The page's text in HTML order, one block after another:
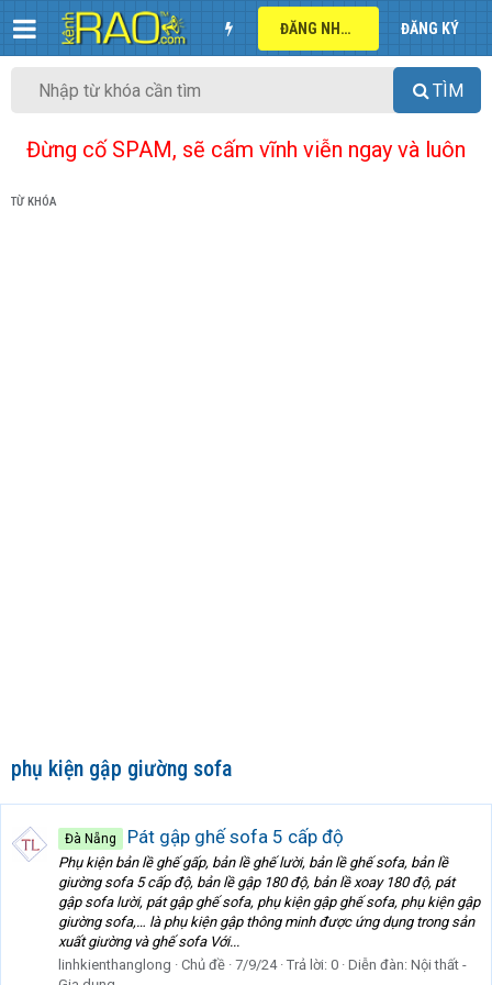
ĐĂNG NHẬP ĐĂNG KÝ
TÌM
Đừng cố SPAM, sẽ cấm vĩnh viễn ngay và luôn
TỪ KHÓA
phụ kiện gập giường sofa
Đà Nẵng Pát gập ghế sofa 5 cấp độ
Phụ kiện bản lề ghế gấp, bản lề ghế lười, bản lề ghế sofa, bản lề
giường sofa 5 cấp độ, bản lề gập 180 độ, bản lề xoay 180 độ, pát
gập sofa lười, pát gập ghế sofa, phụ kiện gập ghế sofa, phụ kiện gập
giường sofa,… là phụ kiện gập thông minh được ứng dụng trong sản
xuất giường và ghế sofa Với...
linhkienthanglong
Chủ đề 7/9/24 Trả lời: 0 Diễn đàn: Nội thất -